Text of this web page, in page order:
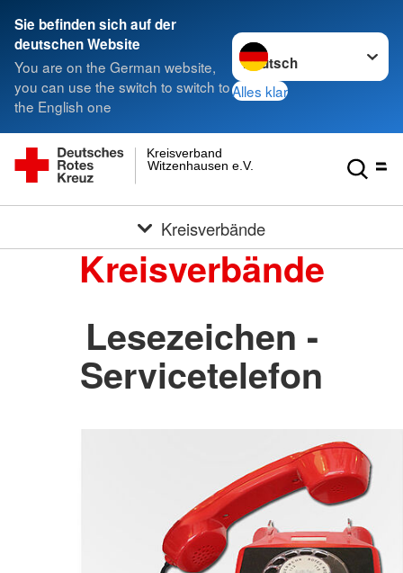
Sie befinden sich auf der
deutschen Website
You are on the German website,
you can use the switch to switch to
the English one
Sprache wechseln zu
Alles klar
Witzenhausen e.V.
Kreisverband
Kreisverbände
Kreisverbände
Lesezeichen -
Servicetelefon